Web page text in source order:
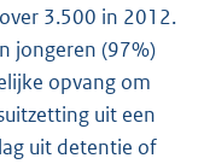
3.500 in 2012.
jongeren (97%)
opvang om
uit een
uit detentie of